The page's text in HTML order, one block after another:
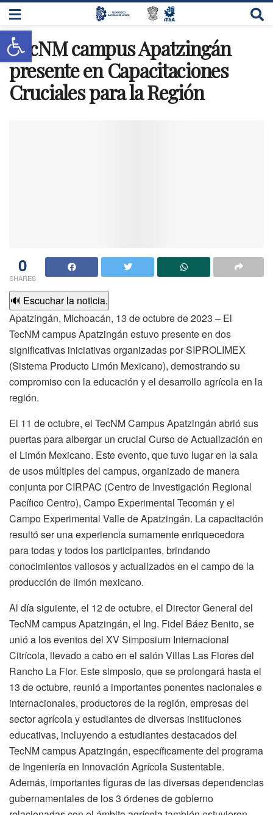
TecNM campus Apatzingán
presente en Capacitaciones
Cruciales para la Región
0
SHARES
🔊 Escuchar la noticia.
Apatzingán, Michoacán, 13 de octubre de 2023 – El
TecNM campus Apatzingán estuvo presente en dos
significativas iniciativas organizadas por SIPROLIMEX
(Sistema Producto Limón Mexicano), demostrando su
compromiso con la educación y el desarrollo agrícola en la
región.
El 11 de octubre, el TecNM Campus Apatzingán abrió sus
puertas para albergar un crucial Curso de Actualización en
el Limón Mexicano. Este evento, que tuvo lugar en la sala
de usos múltiples del campus, organizado de manera
conjunta por CIRPAC (Centro de Investigación Regional
Pacífico Centro), Campo Experimental Tecomán y el
Campo Experimental Valle de Apatzingán. La capacitación
resultó ser una experiencia sumamente enriquecedora
para todas y todos los participantes, brindando
conocimientos valiosos y actualizados en el campo de la
producción de limón mexicano.
Al día siguiente, el 12 de octubre, el Director General del
TecNM campus Apatzingán, el Ing. Fidel Báez Benito, se
unió a los eventos del XV Simposium Internacional
Citrícola, llevado a cabo en el salón Villas Las Flores del
Rancho La Flor. Este simposio, que se prolongará hasta el
13 de octubre, reunió a importantes ponentes nacionales e
internacionales, productores de la región, empresas del
sector agrícola y estudiantes de diversas instituciones
educativas, incluyendo a estudiantes destacados del
TecNM campus Apatzingán, específicamente del programa
de Ingeniería en Innovación Agrícola Sustentable.
Además, importantes figuras de las diversas dependencias
gubernamentales de los 3 órdenes de gobierno
Abrir barra de herramientas